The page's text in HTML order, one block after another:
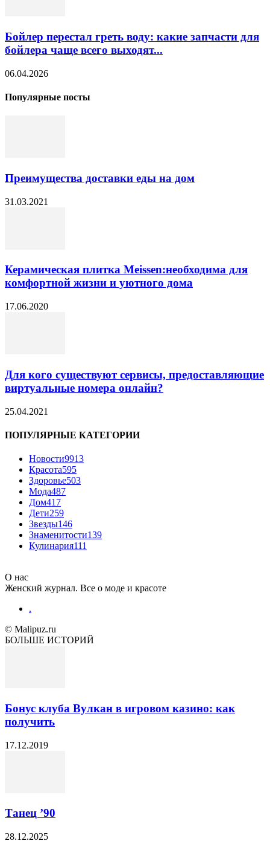
Бойлер перестал греть воду: какие запчасти для
бойлера чаще всего выходят...
06.04.2026
Популярные посты
Преимущества доставки еды на дом
31.03.2021
Керамическая плитка Meissen:необходима для
комфортной жизни и уютного дома
17.06.2020
Для кого существуют сервисы, предоставляющие
виртуальные номера онлайн?
25.04.2021
ПОПУЛЯРНЫЕ КАТЕГОРИИ
Новости9913
Красота595
Здоровье503
Мода487
Дом417
Дети259
Звезды146
Знаменитости139
Кулинария111
О нас
Женский журнал. Все о моде и красоте
.
© Malipuz.ru
БОЛЬШЕ ИСТОРИЙ
Бонус клуба Вулкан в игровом казино: как
получить
17.12.2019
Танец ’90
28.12.2025